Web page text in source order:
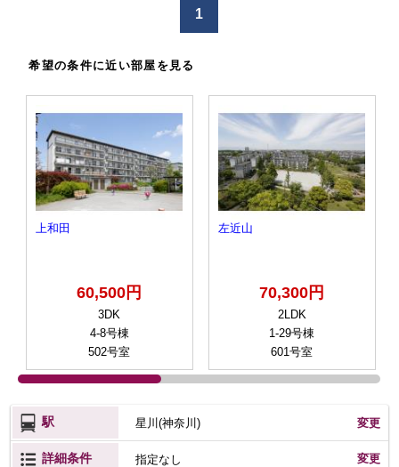
1
希望の条件に近い部屋を見る
上和田
60,500円
3DK
4-8号棟
502号室
左近山
70,300円
2LDK
1-29号棟
601号室
駅 星川(神奈川) 変更
詳細条件 指定なし 変更